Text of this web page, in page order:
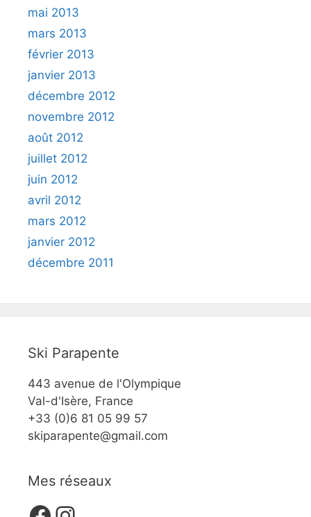
mai 2013
mars 2013
février 2013
janvier 2013
décembre 2012
novembre 2012
août 2012
juillet 2012
juin 2012
avril 2012
mars 2012
janvier 2012
décembre 2011
Ski Parapente
443 avenue de l'Olympique
Val-d'Isère, France
+33 (0)6 81 05 99 57
skiparapente@gmail.com
Mes réseaux